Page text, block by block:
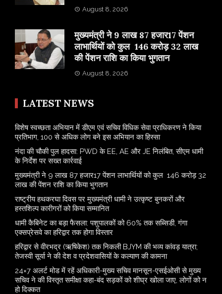
August 8, 2026
मुख्यमंत्री ने 9 लाख 87 हजार17 पेंशन
लाभार्थियों को कुल 146 करोड़ 32 लाख
की पेंशन राशि का किया भुगतान
August 8, 2026
LATEST NEWS
विशेष स्वच्छता अभियान में डीएम एवं सचिव विधिक सेवा प्राधिकरण ने किया
प्रतिभाग, 100 से अधिक लोग बने इस अभियान का हिस्सा
नंदा की चौकी पुल हादसा: PWD के EE, AE और JE निलंबित, सीएम धामी
के निर्देश पर सख्त कार्रवाई
मुख्यमंत्री ने 9 लाख 87 हजार17 पेंशन लाभार्थियों को कुल 146 करोड़ 32
लाख की पेंशन राशि का किया भुगतान
राष्ट्रीय हथकरघा दिवस पर मुख्यमंत्री धामी ने उत्कृष्ट बुनकरों और
हस्तशिल्प कारीगरों को किया सम्मानित
​धामी कैबिनेट का बड़ा फैसला: पशुपालकों को 60% तक सब्सिडी, गंगा
एक्सप्रेसवे का हरिद्वार तक होगा विस्तार
​हरिद्वार से वीरभद्र (ऋषिकेश) तक निकली BJYM की भव्य कांवड़ यात्रा;
तेजस्वी सूर्या ने की देश व प्रदेशवासियों के कल्याण की कामना
24×7 अलर्ट मोड में रहें अधिकारी-मुख्य सचिव मानसून-एसईओसी से मुख्य
सचिव ने की विस्तृत समीक्षा कहा-बंद सड़कों को शीघ्र खोला जाए, लोगों को न
हो दिक्कत